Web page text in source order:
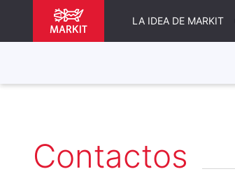
LA IDEA DE MARKIT
Contactos